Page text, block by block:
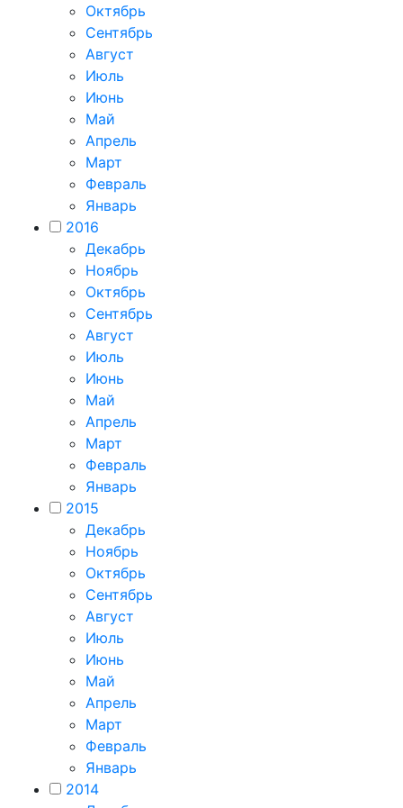
Октябрь
Сентябрь
Август
Июль
Июнь
Май
Апрель
Март
Февраль
Январь
2016
Декабрь
Ноябрь
Октябрь
Сентябрь
Август
Июль
Июнь
Май
Апрель
Март
Февраль
Январь
2015
Декабрь
Ноябрь
Октябрь
Сентябрь
Август
Июль
Июнь
Май
Апрель
Март
Февраль
Январь
2014